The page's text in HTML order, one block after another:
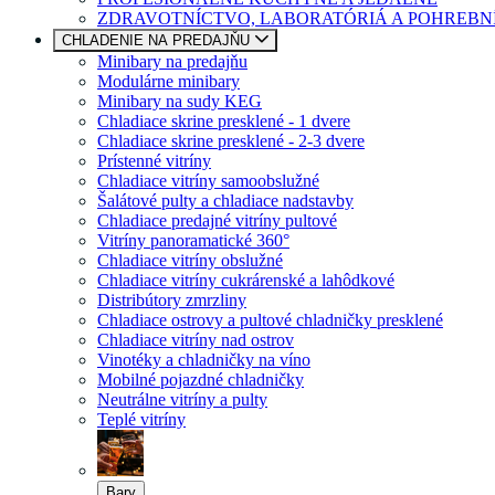
ZDRAVOTNÍCTVO, LABORATÓRIÁ A
CHLADENIE NA PREDAJŇU
Minibary na predajňu
Modulárne minibary
Minibary na sudy KEG
Chladiace skrine presklené - 1 dvere
Chladiace skrine presklené - 2-3 dvere
Prístenné vitríny
Chladiace vitríny samoobslužné
Šalátové pulty a chladiace nadstavby
Chladiace predajné vitríny pultové
Vitríny panoramatické 360°
Chladiace vitríny obslužné
Chladiace vitríny cukrárenské a lahôdkové
Distribútory zmrzliny
Chladiace ostrovy a pultové chladničky presklené
Chladiace vitríny nad ostrov
Vinotéky a chladničky na víno
Mobilné pojazdné chladničky
Neutrálne vitríny a pulty
Teplé vitríny